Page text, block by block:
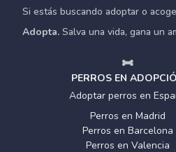
Si estás buscando adoptar o
Adopta. Salva una vida, gana un
PERROS EN
Adoptar perros en
Perros en Madrid
Perros en Barcelona
Perros en Valencia